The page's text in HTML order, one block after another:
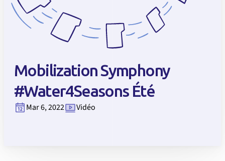
Mobilization Symphony
#Water4Seasons Été
Mar 6, 2022 Vidéo